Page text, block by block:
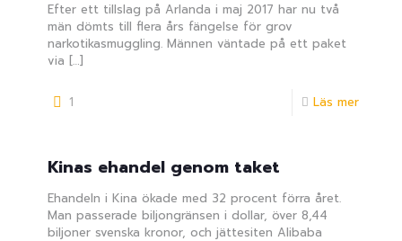
Efter ett tillslag på Arlanda i maj 2017 har nu två
män dömts till flera års fängelse för grov
narkotikasmuggling. Männen väntade på ett paket
via […]
1 Läs mer
Kinas ehandel genom taket
Ehandeln i Kina ökade med 32 procent förra året.
Man passerade biljongränsen i dollar, över 8,44
biljoner svenska kronor, och jättesiten Alibaba